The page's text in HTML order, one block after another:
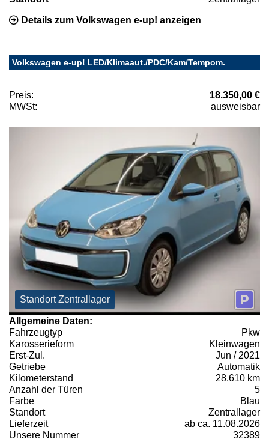
Details zum Volkswagen e-up! anzeigen
Volkswagen e-up! LED/Klimaaut./PDC/Kam/Tempom.
Preis:
18.350,00 €
MWSt:
ausweisbar
Standort Zentrallager
Allgemeine Daten:
Fahrzeugtyp
Pkw
Karosserieform
Kleinwagen
Erst-Zul.
Jun / 2021
Getriebe
Automatik
Kilometerstand
28.610 km
Anzahl der Türen
5
Farbe
Blau
Standort
Zentrallager
Lieferzeit
ab ca. 11.08.2026
Unsere Nummer
32389